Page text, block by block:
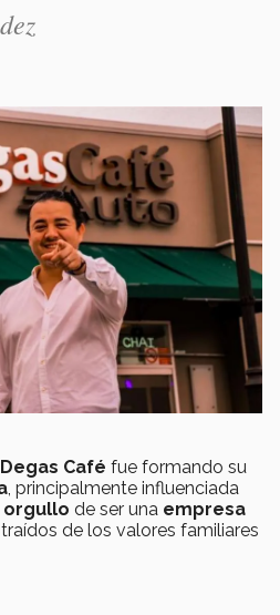
Degas Café fue formando su
, principalmente influenciada
orgullo de ser una empresa
de los valores familiares